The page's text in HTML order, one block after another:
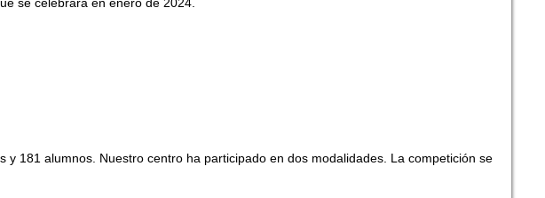
se celebrará en enero de 2024.
181 alumnos. Nuestro centro ha participado en dos modalidades. La competición se